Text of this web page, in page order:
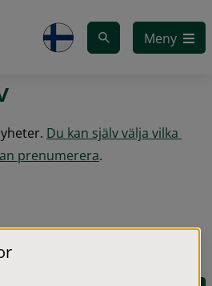
Meny
Du kan själv välja vilka
prenumerera.